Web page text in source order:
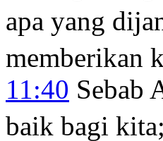
apa yang
memberikan
11:40 Sebab
baik bagi kita;